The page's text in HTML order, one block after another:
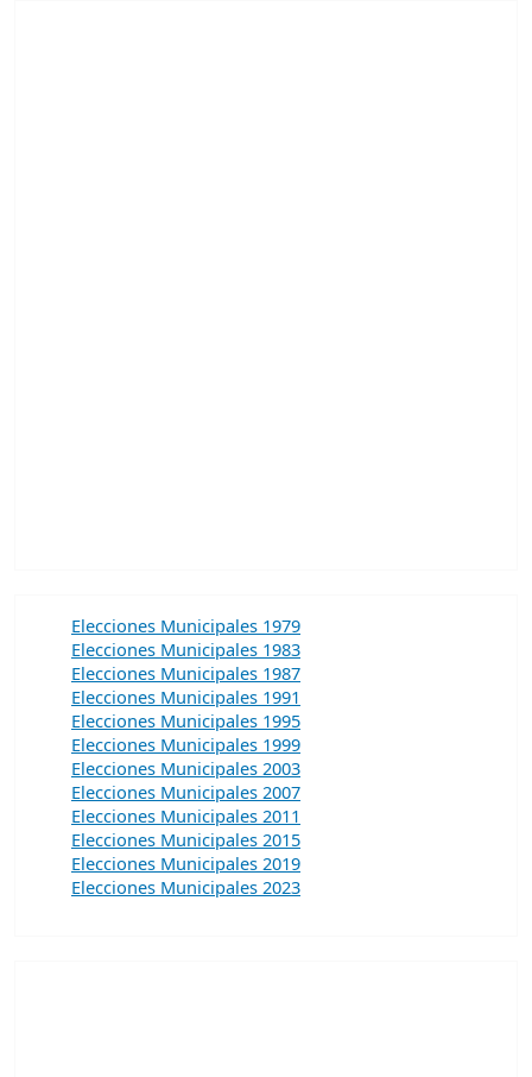
Elecciones Municipales 1979
Elecciones Municipales 1983
Elecciones Municipales 1987
Elecciones Municipales 1991
Elecciones Municipales 1995
Elecciones Municipales 1999
Elecciones Municipales 2003
Elecciones Municipales 2007
Elecciones Municipales 2011
Elecciones Municipales 2015
Elecciones Municipales 2019
Elecciones Municipales 2023